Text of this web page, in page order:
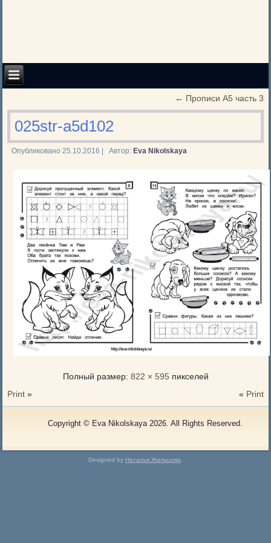
← Прописи А5 часть 3
025str-a5d102
Опубликовано 25.10.2016 Автор: Eva Nikolskaya
Полный размер: 822 × 595пикселей
Print » « Print
Copyright © Eva Nikolskaya 2026. All Rights Reserved.
Designed by Наталья Жильцова